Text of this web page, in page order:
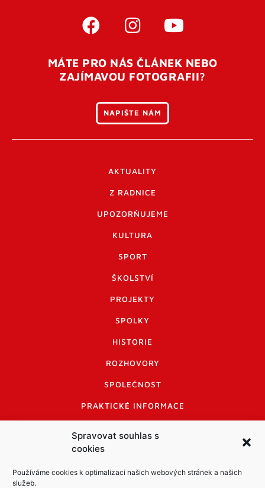
Spravovat souhlas s
cookies
Používáme cookies k optimalizaci našich webových stránek a našich
služeb.
MÁTE PRO NÁS ČLÁNEK NEBO
ZAJÍMAVOU FOTOGRAFII?
NAPIŠTE NÁM
AKTUALITY
Z RADNICE
UPOZORŇUJEME
KULTURA
SPORT
ŠKOLSTVÍ
PROJEKTY
SPOLKY
HISTORIE
ROZHOVORY
SPOLEČNOST
PRAKTICKÉ INFORMACE
INFORMACE A KODEX DISKUTUJÍCÍCH
LOGO A LOGO MANUÁL